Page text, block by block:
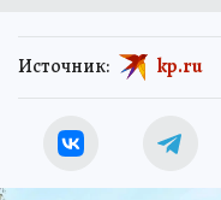
Источник: kp.ru